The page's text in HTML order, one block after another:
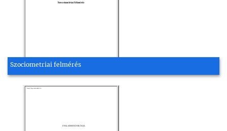
Szociometriai felmérés